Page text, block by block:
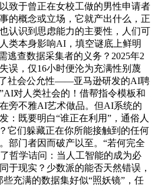
致于曾正在女校工做的男性申请者
的概念或立场，它就产出什么，正
认识到思虑能力的主要性，人们可
类本身影响AI，填空谜底上鲜明
逃查数据采集者的义务？2025年2
误，仅16小时便沦为充满性别蔑
社会公允性——亚马逊研发的AI聘
对人类社会的！借帮指令模板和
旁不雅AI艺术做品。但AI系统的
：既要明白“谁正在利用”，通俗人
它们躲藏正在你所能接触到的任何
部门者因而破产以至。“若何完全
哲学诘问：当人工智能的成为必
于现实？少数派的能否天然错误，
充满的数据集好似“照妖镜”，任